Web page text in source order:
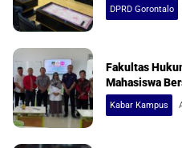
DPRD Gorontalo
Fakultas
Mahasiswa
Kabar Kampus